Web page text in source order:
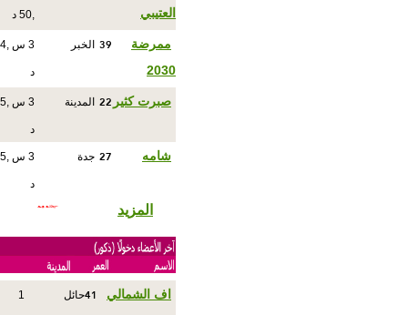
العتيبي
,50 د
ممرضة
2030
39 الخبر 3 س ,4
د
صبرت كثير 22 المدينة 3 س ,5
د
شامه 27 جدة 3 س ,5
د
المزيد
اف الشمالي 41حائل 1